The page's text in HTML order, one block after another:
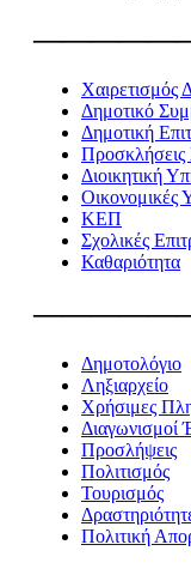
Χαιρετισμός
Δημοτικό
Δημοτική
Διοικητική
Οικονομικές
ΚΕΠ
Σχολικές
Καθαριότητα
Δημοτολόγιο
Ληξιαρχείο
Χρήσιμες
Προσλήψεις
Πολιτισμός
Τουρισμός
Πολιτική